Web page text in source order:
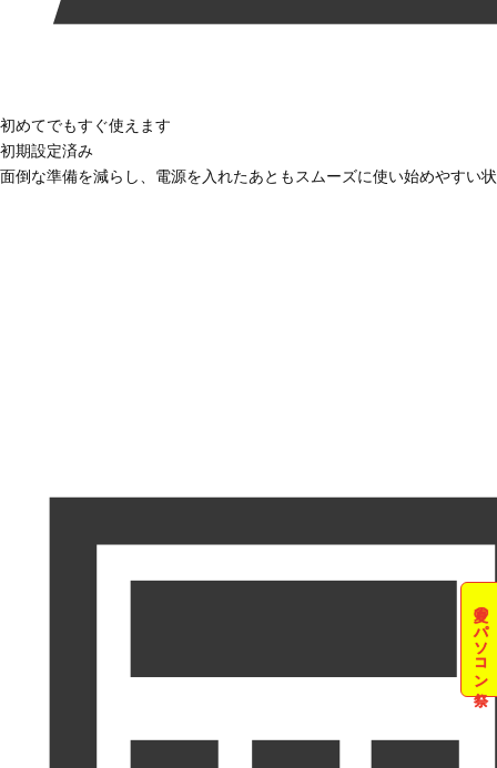
夏のパソコン祭
初めてでもすぐ使えます
初期設定済み
面倒な準備を減らし、電源を入れたあともスムーズに使い始めやすい